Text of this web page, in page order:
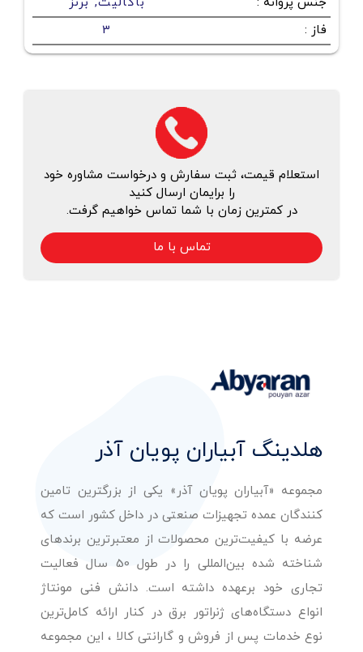
فاز :
3
استعلام قیمت، ثبت سفارش و درخواست مشاوره خود
را برایمان ارسال کنید
در کمترین زمان با شما تماس خواهیم گرفت.
تماس با ما
هلدینگ آبیاران پویان آذر
مجموعه «آبیاران پویان آذر» یکی از بزرگترین تامین
کنندگان عمده تجهیزات صنعتی در داخل کشور است که
عرضه با کیفیت‌ترین محصولات از معتبرترین برندهای
شناخته شده بین‌المللی را در طول 50 سال فعالیت
تجاری خود برعهده داشته است. دانش فنی مونتاژ
انواع دستگاه‌های ژنراتور برق در کنار ارائه کامل‌ترین
نوع خدمات پس از فروش و گارانتی کالا ، این مجموعه